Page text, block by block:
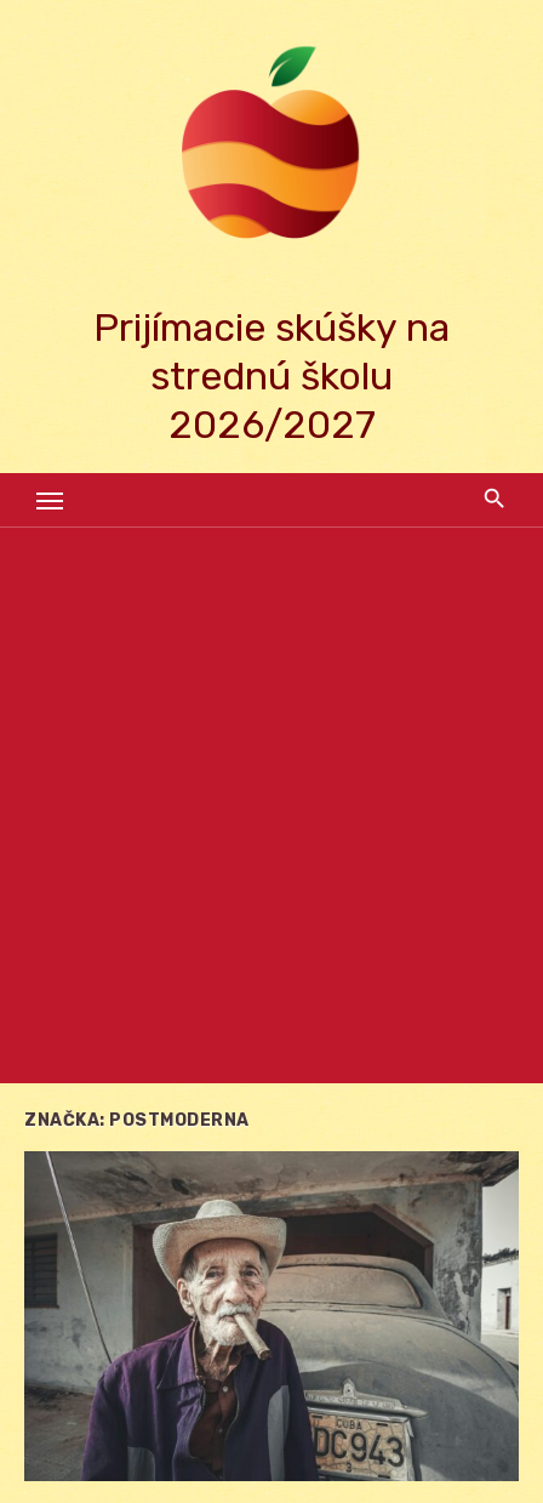
Prijímacie skúšky na
strednú školu
2026/2027
ZNAČKA: POSTMODERNA